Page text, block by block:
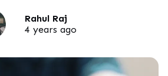
Rahul Raj
4 years ago